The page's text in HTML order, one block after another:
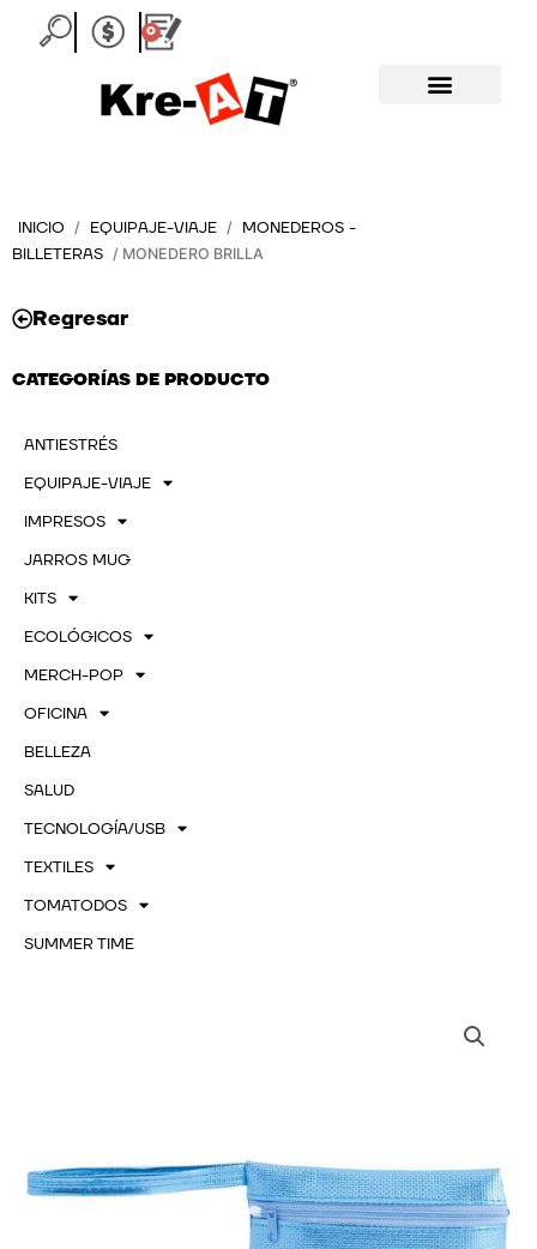
0
Carrito
INICIO / EQUIPAJE-VIAJE /
MONEDEROS -
BILLETERAS / MONEDERO BRILLA
Regresar
CATEGORÍAS DE PRODUCTO
ANTIESTRÉS
EQUIPAJE-VIAJE
IMPRESOS
JARROS MUG
KITS
ECOLÓGICOS
MERCH-POP
OFICINA
BELLEZA
SALUD
TECNOLOGÍA/USB
TEXTILES
TOMATODOS
SUMMER TIME